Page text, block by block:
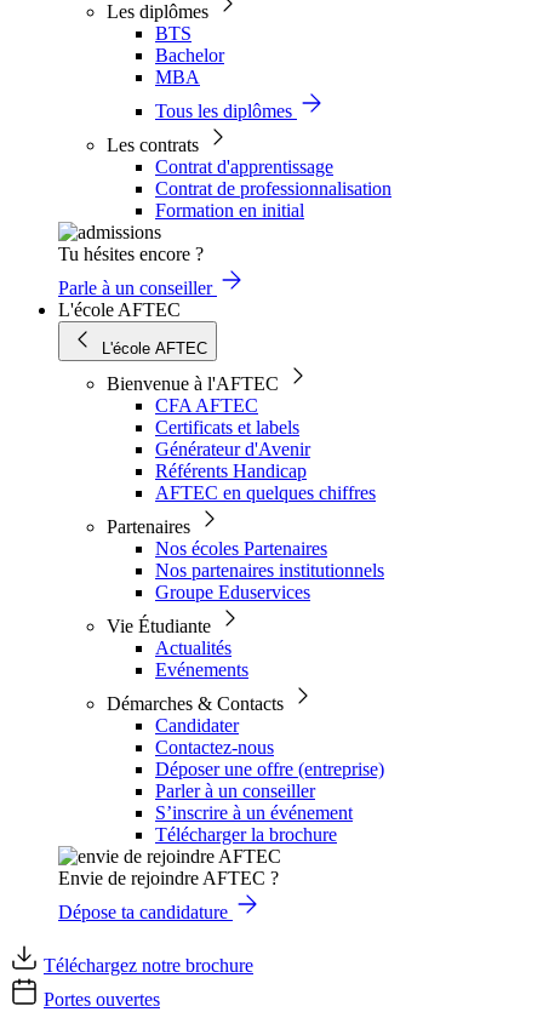
Les diplômes
BTS
Bachelor
MBA
Tous les diplômes
Les contrats
Contrat d'apprentissage
Contrat de professionnalisation
Formation en initial
Tu hésites encore ?
Parle à un conseiller
L'école AFTEC
L'école AFTEC
Bienvenue à l'AFTEC
CFA AFTEC
Certificats et labels
Générateur d'Avenir
Référents Handicap
AFTEC en quelques chiffres
Partenaires
Nos écoles Partenaires
Nos partenaires institutionnels
Groupe Eduservices
Vie Étudiante
Actualités
Evénements
Démarches & Contacts
Candidater
Contactez-nous
Déposer une offre (entreprise)
Parler à un conseiller
S’inscrire à un événement
Télécharger la brochure
Envie de rejoindre AFTEC ?
Dépose ta candidature
Téléchargez notre brochure
Portes ouvertes